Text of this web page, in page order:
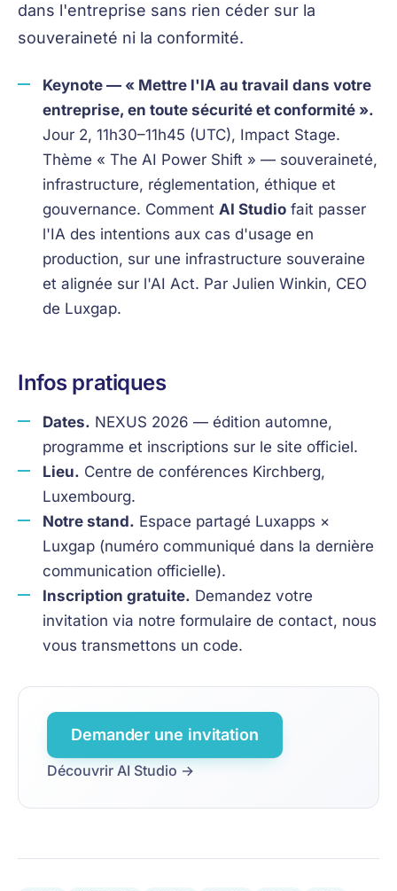
dans l'entreprise sans rien céder sur la
souveraineté ni la conformité.
Keynote — « Mettre l'IA au travail dans votre
entreprise, en toute sécurité et conformité ».
Jour 2, 11h30–11h45 (UTC), Impact Stage.
Thème « The AI Power Shift » — souveraineté,
infrastructure, réglementation, éthique et
gouvernance. Comment AI Studio fait passer
l'IA des intentions aux cas d'usage en
production, sur une infrastructure souveraine
et alignée sur l'AI Act. Par Julien Winkin, CEO
de Luxgap.
Infos pratiques
Dates. NEXUS 2026 — édition automne,
programme et inscriptions sur le site officiel.
Lieu. Centre de conférences Kirchberg,
Luxembourg.
Notre stand. Espace partagé Luxapps ×
Luxgap (numéro communiqué dans la dernière
communication officielle).
Inscription gratuite. Demandez votre
invitation via notre formulaire de contact, nous
vous transmettons un code.
Demander une invitation
Découvrir AI Studio →